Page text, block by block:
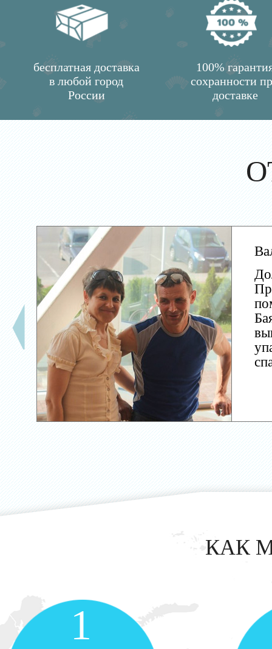
бесплатная доставка
в любой город
России
100%
сохранности
доставке
КАК
1